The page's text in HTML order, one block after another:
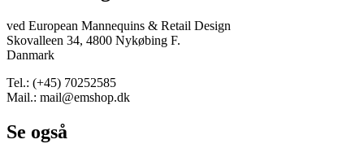
ved European Mannequins & Retail Design
Skovalleen 34, 4800 Nykøbing F.
Danmark
Tel.: (+45) 70252585
Mail.: mail@emshop.dk
Se også